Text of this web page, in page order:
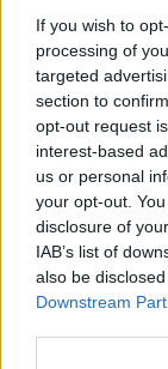
If you wish to
processing of
targeted
section to
opt-out request
interest-based
us or personal
your opt-out.
disclosure of
IAB’s list of
also be
Downstream
«Αγωγός
Αζέρων
Ενα βασικό
πίστης σε
στάση
τους
απόψεις
αυτό το
αζέρικο